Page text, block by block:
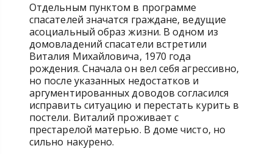
Отдельным пунктом в программе
спасателей значатся граждане, ведущие
асоциальный образ жизни. В одном из
домовладений спасатели встретили
Виталия Михайловича, 1970 года
рождения. Сначала он вел себя агрессивно,
но после указанных недостатков и
аргументированных доводов согласился
исправить ситуацию и перестать курить в
постели. Виталий проживает с
престарелой матерью. В доме чисто, но
сильно накурено.